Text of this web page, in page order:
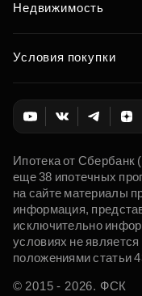
Недвижимость
Условия покупки
Ипотека от Сбербанк
еще 38 ипотечных
на сайте материалы
информация,
исключительно
условиях не
положениями статьи
© 2015 - 2026. ФСК